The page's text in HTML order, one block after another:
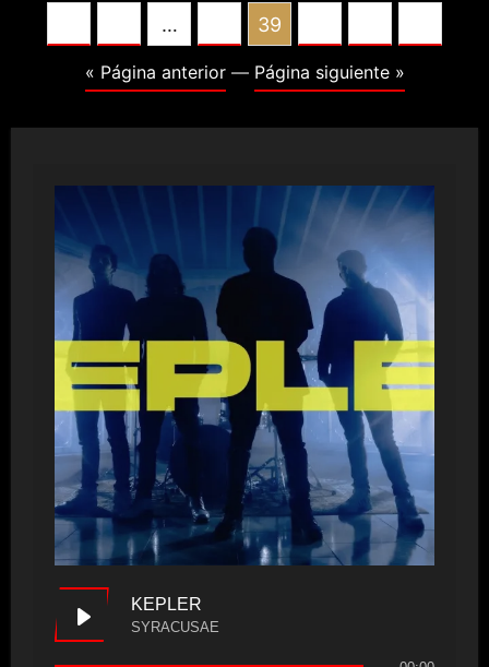
PAGINATION
… 39
« Página anterior— Página siguiente »
KEPLER
SYRACUSAE